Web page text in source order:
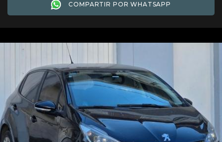
COMPARTIR POR WHATSAPP